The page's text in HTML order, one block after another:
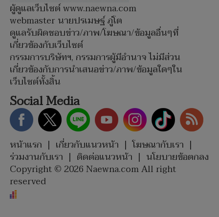
ผู้ดูแลเว็บไซต์ www.naewna.com
webmaster นายปรเมษฐ์ ภู่โต
ดูแลรับผิดชอบข่าว/ภาพ/โฆษณา/ข้อมูลอื่นๆที่
เกี่ยวข้องกับเว็บไซต์
กรรมการบริษัทฯ, กรรมการผู้มีอำนาจ ไม่มีส่วน
เกี่ยวข้องกับการนำเสนอข่าว/ภาพ/ข้อมูลใดๆใน
เว็บไซต์ทั้งสิ้น
Social Media
หน้าแรก | เกี่ยวกับแนวหน้า | โฆษณากับเรา |
ร่วมงานกับเรา | ติดต่อแนวหน้า | นโยบายข้อตกลง
Copyright © 2026 Naewna.com All right
reserved